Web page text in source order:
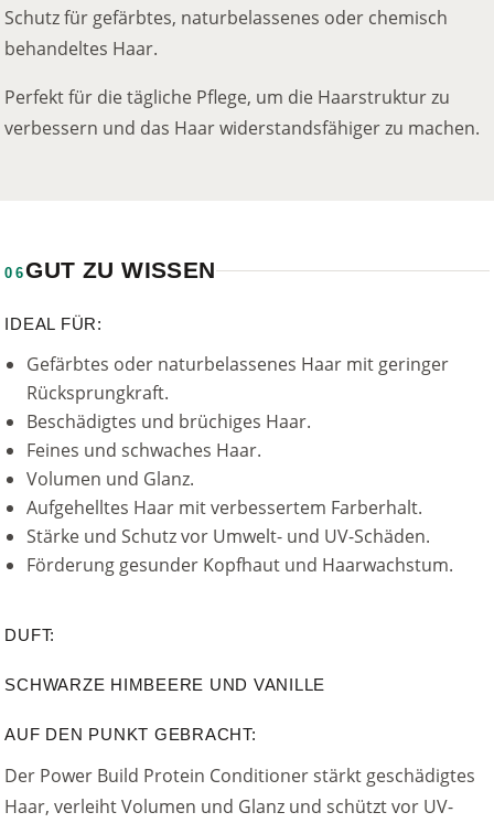
Schutz für gefärbtes, naturbelassenes oder chemisch
behandeltes Haar.
Perfekt für die tägliche Pflege, um die Haarstruktur zu
verbessern und das Haar widerstandsfähiger zu machen.
06GUT ZU WISSEN
IDEAL FÜR:
Gefärbtes oder naturbelassenes Haar mit geringer
Rücksprungkraft.
Beschädigtes und brüchiges Haar.
Feines und schwaches Haar.
Volumen und Glanz.
Aufgehelltes Haar mit verbessertem Farberhalt.
Stärke und Schutz vor Umwelt- und UV-Schäden.
Förderung gesunder Kopfhaut und Haarwachstum.
DUFT:
SCHWARZE HIMBEERE UND VANILLE
AUF DEN PUNKT GEBRACHT:
Der Power Build Protein Conditioner stärkt geschädigtes
Haar, verleiht Volumen und Glanz und schützt vor UV-